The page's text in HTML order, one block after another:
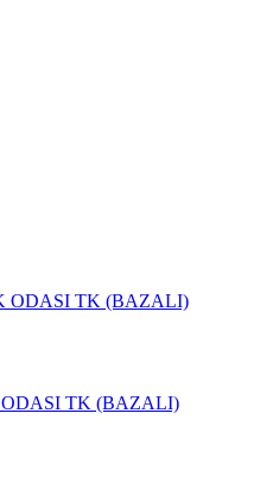
ODASI TK (BAZALI)
TK (BAZALI)